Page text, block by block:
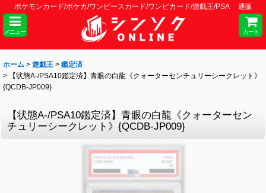
ポケモンカード/ポケカ/ワンピースカード/ワンピカード/遊戯王/PSA 通販
メニュー カート
ホーム > 遊戯王 > 鑑定済
>
【状態A-/PSA10鑑定済】青眼の白龍《クォーターセンチュリーシークレット》
{QCDB-JP009}
【状態A-/PSA10鑑定済】青眼の白龍《クォーターセン
チュリーシークレット》{QCDB-JP009}